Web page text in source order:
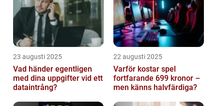
23 augusti 2025
Vad händer egentligen
med dina uppgifter vid ett
dataintrång?
22 augusti 2025
Varför kostar spel
fortfarande 699 kronor –
men känns halvfärdiga?